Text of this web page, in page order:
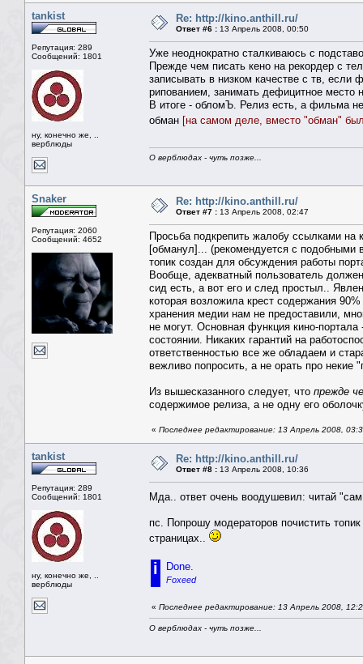
tankist
Репутация: 289
Сообщений: 1801
ну, конечно же, ..
верблюды
Re: http://kino.anthill.ru/
Ответ #6 : 13 Апрель 2008, 00:50
Уже неоднократно сталкиваюсь с
Прежде чем писать кено на рекордер с
записывать в низком качестве с тв,
рипованием, занимать дефицитное
В итоге - обломЪ. Релиз есть, а фильма
обман [на самом деле, вместо "обман"
О верблюдах - чуть позже...
Snaker
Репутация: 2060
Сообщений: 4652
Re: http://kino.anthill.ru/
Ответ #7 : 13 Апрель 2008, 02:47
Просьба подкрепить жалобу ссылками на
[обманул]... (рекомендуется с подобными
топик создан для обсуждения работы
Вообще, адекватный пользователь
сид есть, а вот его и след простыл..
которая возложила крест содержания
хранения медии нам не предоставили,
не могут. Основная функция кино-
состоянии. Никаких гарантий на
ответственностью все же обладаем и
вежливо попросить, а не орать про некие
Из вышесказанного следует, что прежде
содержимое релиза, а не одну его
« Последнее редактирование: 13 Апрель 2008,
tankist
Репутация: 289
Сообщений: 1801
ну, конечно же, ..
верблюды
Re: http://kino.anthill.ru/
Ответ #8 : 13 Апрель 2008, 10:36
Мда.. ответ очень воодушевил: читай
пс. Попрошу модераторов почистить
страницах..
i Done.
Foxeed
« Последнее редактирование: 13 Апрель 2008,
О верблюдах - чуть позже...